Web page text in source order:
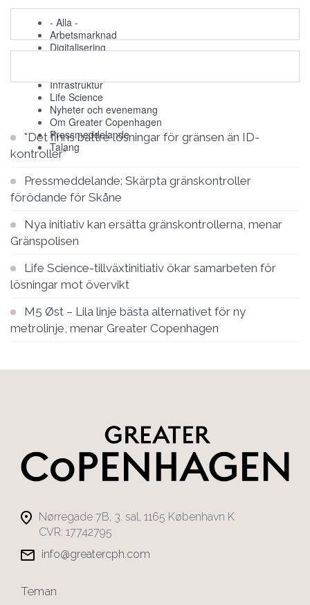
- Alla -
Arbetsmarknad
Digitalisering
Infrastruktur
Life Science
Nyheter och evenemang
Om Greater Copenhagen
Pressmeddelande
Talang
"Det finns bättre lösningar för gränsen än ID-
kontroller”
Pressmeddelande: Skärpta gränskontroller
förödande för Skåne
Nya initiativ kan ersätta gränskontrollerna, menar
Gränspolisen
Life Science-tillväxtinitiativ ökar samarbeten för
lösningar mot övervikt
M5 Øst – Lila linje bästa alternativet för ny
metrolinje, menar Greater Copenhagen
Nørregade 7B, 3. sal, 1165 København K
CVR: 17742795
info@greatercph.com
Teman